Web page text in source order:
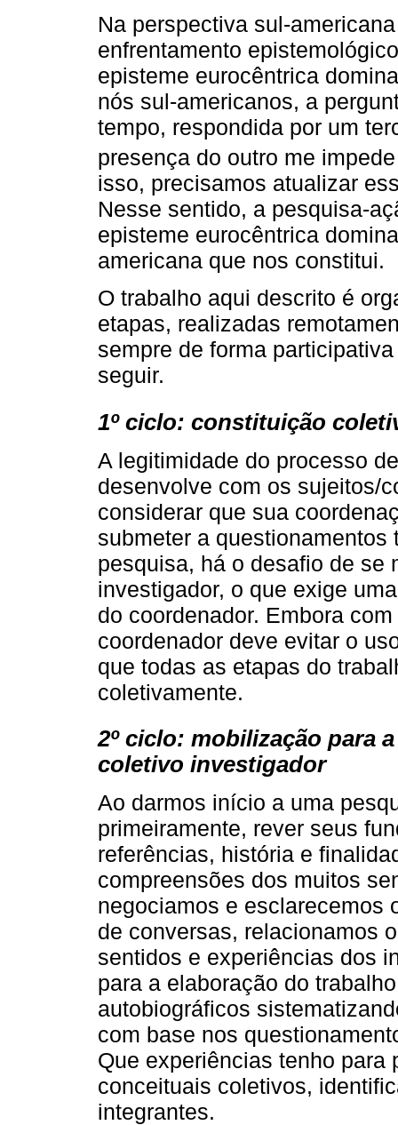
Na perspectiva sul-
enfrentamento
episteme eurocêntrica
nós sul-americanos, a
tempo, respondida por um
presença do outro me
isso, precisamos atualizar
Nesse sentido, a pesquisa-
episteme eurocêntrica
americana que nos constitui.
O trabalho aqui descrito é
etapas, realizadas
sempre de forma
seguir.
1º ciclo: constituição
A legitimidade do processo
desenvolve com os sujeitos/
considerar que sua
submeter a
pesquisa, há o desafio de se
investigador, o que exige
do coordenador. Embora
coordenador deve evitar o
que todas as etapas do
coletivamente.
2º ciclo: mobilização para
coletivo investigador
Ao darmos início a uma
primeiramente, rever seus
referências, história e
compreensões dos muitos
negociamos e esclarecemos
de conversas, relacionamos
sentidos e experiências dos
para a elaboração do
autobiográficos
com base nos
Que experiências tenho para
conceituais coletivos,
integrantes.